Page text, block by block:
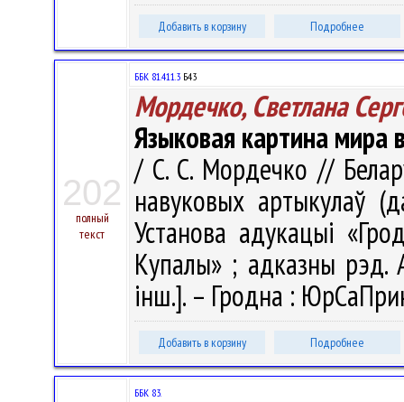
Добавить в корзину Подробнее
202
полный
текст
ББК 81.411.3 Б43
Мордечко, Светлана
Языковая картина мира
/ С. С. Мордечко //
навуковых артыкулаў
Установа адукацыі
Купалы» ; адказны рэд.
інш.]. – Гродна :
Добавить в корзину Подробнее
ББК 83.